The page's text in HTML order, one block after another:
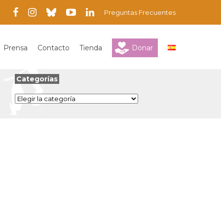
Preguntas Frecuentes
Prensa Contacto Tienda Donar
Categorías
Categorías